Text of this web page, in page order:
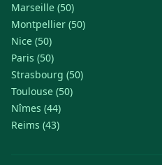
Marseille (50)
Montpellier (50)
Nice (50)
Paris (50)
Strasbourg (50)
Toulouse (50)
Nîmes (44)
Reims (43)